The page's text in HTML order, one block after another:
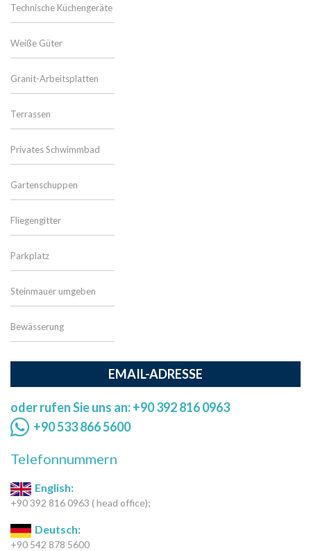
Technische Küchengeräte
Weiße Güter
Granit-Arbeitsplatten
Terrassen
Privates Schwimmbad
Gartenschuppen
Fliegengitter
Parkplatz
Steinmauer umgeben
Bewässerung
EMAIL-ADRESSE
oder rufen Sie uns an: +90 392 816 0963
+90 533 866 5600
Telefonnummern
English:
+90 392 816 0963 ( head office);
Deutsch:
+90 542 878 5600